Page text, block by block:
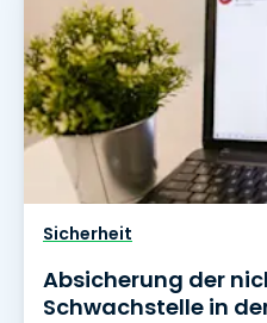
Sicherheit
Absicherung der
Schwachstelle in